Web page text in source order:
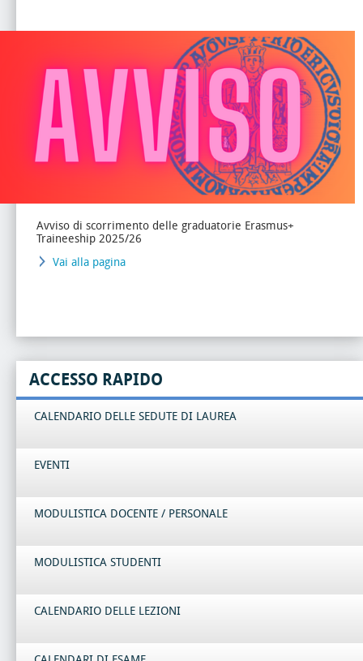
Avviso di scorrimento delle graduatorie Erasmus+
Traineeship 2025/26
Vai alla pagina
ACCESSO RAPIDO
CALENDARIO DELLE SEDUTE DI LAUREA
EVENTI
MODULISTICA DOCENTE / PERSONALE
MODULISTICA STUDENTI
CALENDARIO DELLE LEZIONI